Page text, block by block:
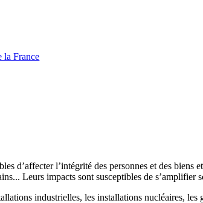
la France
d’affecter l’intégrité des personnes et des biens
Leurs impacts sont susceptibles de s’amplifier
industrielles, les installations nucléaires, les